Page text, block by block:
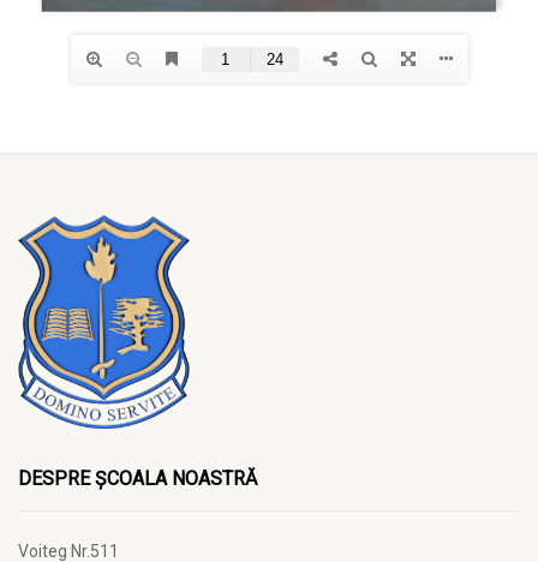
DESPRE ȘCOALA NOASTRĂ
Voiteg Nr.511